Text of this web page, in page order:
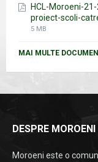
HCL-Moroeni-
proiect-scoli-
File
5 MB
MAI MULTE
DESPRE MOROENI
Moroeni este o